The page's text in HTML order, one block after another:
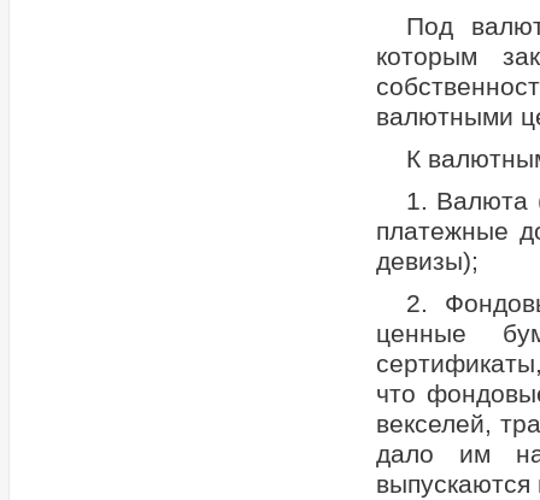
Под
которым
валютными
К
1. Валюта
платежные
девизы);
2.
ценные
что
векселей,
дало им